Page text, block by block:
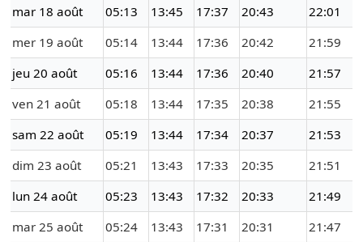
mar 18 août
05:13 13:45 17:37 20:43
22:01
mer 19 août
05:14 13:44 17:36 20:42
21:59
jeu 20 août
05:16 13:44 17:36 20:40
21:57
ven 21 août
05:18 13:44 17:35 20:38
21:55
sam 22 août
05:19 13:44 17:34 20:37
21:53
dim 23 août
05:21 13:43 17:33 20:35
21:51
lun 24 août
05:23 13:43 17:32 20:33
21:49
mar 25 août
05:24 13:43 17:31 20:31
21:47